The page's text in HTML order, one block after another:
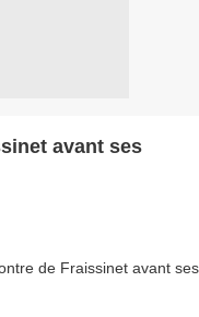
avant ses